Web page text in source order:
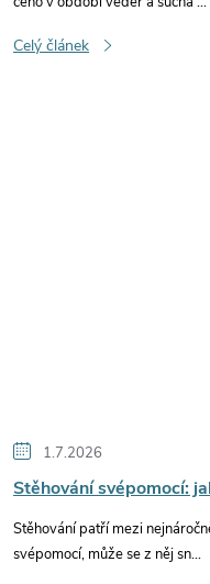
Celý článek
1.7.2026
Stěhování svépomocí:
Stěhování patří mezi
svépomocí, může se z něj sn...